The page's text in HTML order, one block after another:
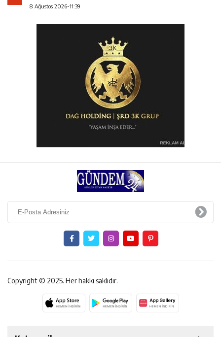
8 Ağustos 2026-11:39
Copyright © 2025. Her hakkı saklıdır.